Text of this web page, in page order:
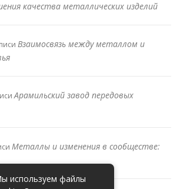
качества металлических изделий
Взаимосвязь между металлом и
Арамильский завод передовых
Металлы и изменения в сообществе:
используем файлы